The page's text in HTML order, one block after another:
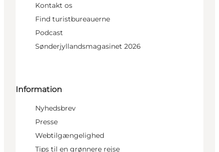
Kontakt os
Find turistbureauerne
Podcast
Sønderjyllandsmagasinet 2026
Information
Nyhedsbrev
Presse
Webtilgængelighed
Tips til en grønnere rejse